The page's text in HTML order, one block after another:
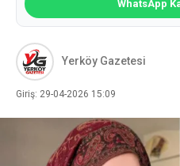
WhatsApp
Yerköy Gazetesi
Giriş: 29-04-2026 15:09